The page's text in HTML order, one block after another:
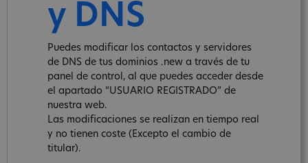
y DNS
Puedes modificar los contactos y servidores
de DNS de tus dominios .new a través de tu
panel de control, al que puedes acceder desde
el apartado “USUARIO REGISTRADO” de
nuestra web.
Las modificaciones se realizan en tiempo real
y no tienen coste (Excepto el cambio de
titular).